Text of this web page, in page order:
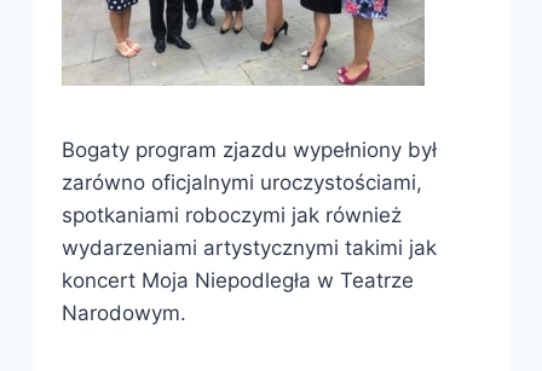
Bogaty program zjazdu wypełniony był
zarówno oficjalnymi uroczystościami,
spotkaniami roboczymi jak również
wydarzeniami artystycznymi takimi jak
koncert Moja Niepodległa w Teatrze
Narodowym.